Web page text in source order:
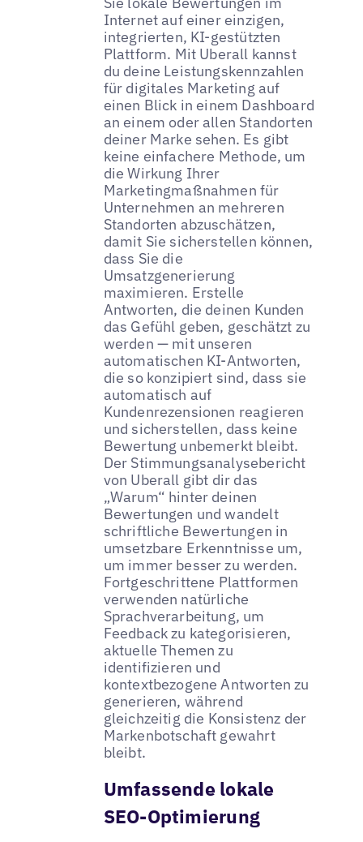
Internet auf einer einzigen,
integrierten, KI-gestützten
Plattform. Mit Uberall kannst
du deine Leistungskennzahlen
für digitales Marketing auf
einen Blick in einem Dashboard
an einem oder allen Standorten
deiner Marke sehen. Es gibt
keine einfachere Methode, um
die Wirkung Ihrer
Marketingmaßnahmen für
Unternehmen an mehreren
Standorten abzuschätzen,
damit Sie sicherstellen können,
dass Sie die
Umsatzgenerierung
maximieren. Erstelle
Antworten, die deinen Kunden
das Gefühl geben, geschätzt zu
werden — mit unseren
automatischen KI-Antworten,
die so konzipiert sind, dass sie
automatisch auf
Kundenrezensionen reagieren
und sicherstellen, dass keine
Bewertung unbemerkt bleibt.
Der Stimmungsanalysebericht
von Uberall gibt dir das
„Warum“ hinter deinen
Bewertungen und wandelt
schriftliche Bewertungen in
umsetzbare Erkenntnisse um,
um immer besser zu werden.
Fortgeschrittene Plattformen
verwenden natürliche
Sprachverarbeitung, um
Feedback zu kategorisieren,
aktuelle Themen zu
identifizieren und
kontextbezogene Antworten zu
generieren, während
gleichzeitig die Konsistenz der
Markenbotschaft gewahrt
bleibt.
Umfassende lokale
SEO-Optimierung